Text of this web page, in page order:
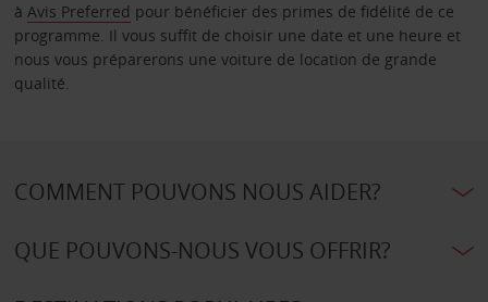
à Avis Preferred pour bénéficier des primes de fidélité de ce
programme. Il vous suffit de choisir une date et une heure et
nous vous préparerons une voiture de location de grande
qualité.
COMMENT POUVONS NOUS AIDER?
QUE POUVONS-NOUS VOUS OFFRIR?